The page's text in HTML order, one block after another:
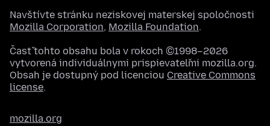
Navštívte stránku neziskovej materskej spoločnosti
Mozilla Corporation, Mozilla Foundation.
Časť tohto obsahu bola v rokoch ©1998–2026
vytvorená individuálnymi prispievateľmi mozilla.org.
Obsah je dostupný pod licenciou Creative Commons
license.
mozilla.org